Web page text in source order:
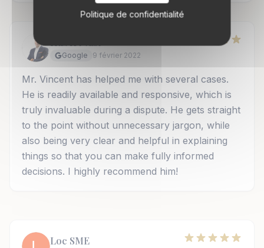
Google 9 février 2022
Mr. Vincent has helped me with several cases.
He is readily available and responsive, which is
truly invaluable during a dispute. He gets straight
to the point without unnecessary jargon, while
also being very clear and helpful in explaining
things so that you can make fully informed
decisions. I highly recommend him!
Loc SME
Politique de confidentialité